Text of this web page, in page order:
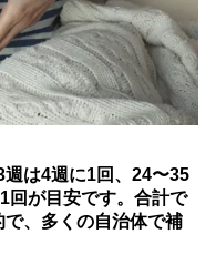
は4週に1回、24〜35
回が目安です。合計で
、多くの自治体で補